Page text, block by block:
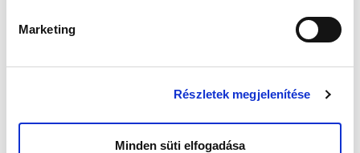
Marketing
Részletek megjelenítése
Minden süti elfogadása
jelentősen ronthatja a spermiumok
mennyiségét és minőségét.
Különösen igaz ez, ha a fertőzés általános
légúti tünetek, stb) kísérik a betegséget.
időszakban a férfi COVID fertőzésen esik át, és
a terhesség nem következik be, ajánlott